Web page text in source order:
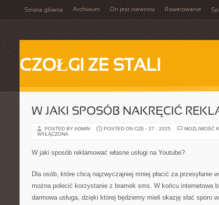
Strona główna Archiwum On jest niewinny Rowerowanie
CZOŁGI ZE STALI
W JAKI SPOSÓB NAKRĘCIĆ
POSTED BY ADMIN POSTED ON CZE - 27 - 2025
MOŻLIWOŚĆ
WYŁĄCZONA
W jaki sposób reklamować własne usługi na Youtube?
Dla osób, które chcą najzwyczajniej mniej płacić za przesyłanie
można polecić korzystanie z bramek sms. W końcu internetowa
darmowa usługa, dzięki której będziemy mieli okazję słać sporo